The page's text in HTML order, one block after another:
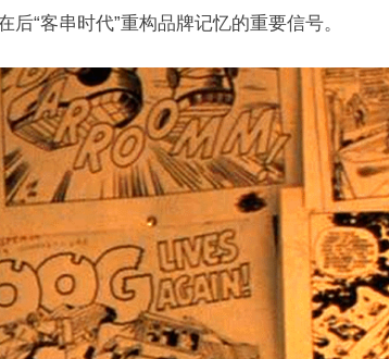
“客串时代”重构品牌记忆的重要信号。